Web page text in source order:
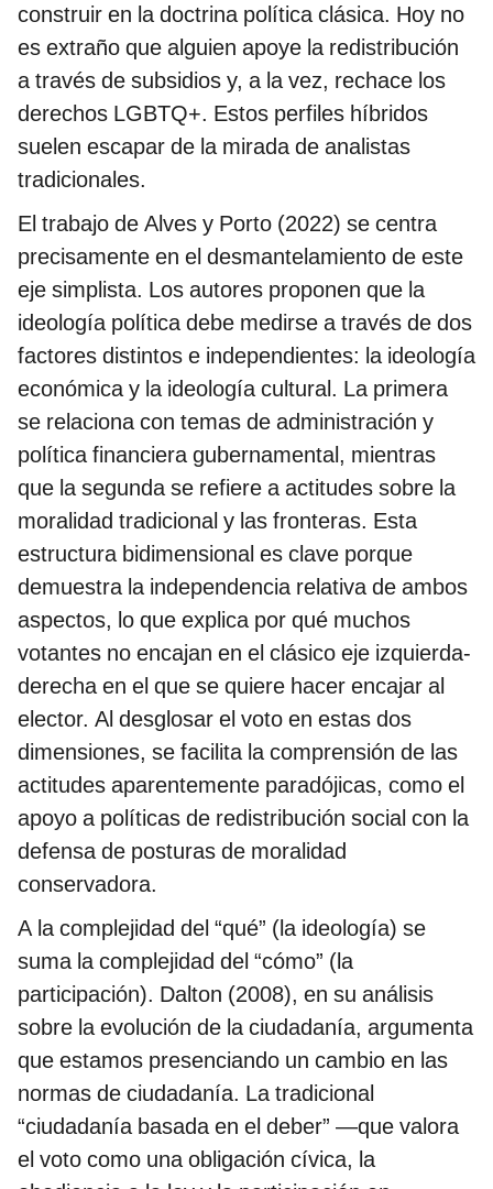
construir en la doctrina política clásica. Hoy no
es extraño que alguien apoye la redistribución
a través de subsidios y, a la vez, rechace los
derechos LGBTQ+. Estos perfiles híbridos
suelen escapar de la mirada de analistas
tradicionales.
El trabajo de Alves y Porto (2022) se centra
precisamente en el desmantelamiento de este
eje simplista. Los autores proponen que la
ideología política debe medirse a través de dos
factores distintos e independientes: la ideología
económica y la ideología cultural. La primera
se relaciona con temas de administración y
política financiera gubernamental, mientras
que la segunda se refiere a actitudes sobre la
moralidad tradicional y las fronteras. Esta
estructura bidimensional es clave porque
demuestra la independencia relativa de ambos
aspectos, lo que explica por qué muchos
votantes no encajan en el clásico eje izquierda-
derecha en el que se quiere hacer encajar al
elector. Al desglosar el voto en estas dos
dimensiones, se facilita la comprensión de las
actitudes aparentemente paradójicas, como el
apoyo a políticas de redistribución social con la
defensa de posturas de moralidad
conservadora.
A la complejidad del “qué” (la ideología) se
suma la complejidad del “cómo” (la
participación). Dalton (2008), en su análisis
sobre la evolución de la ciudadanía, argumenta
que estamos presenciando un cambio en las
normas de ciudadanía. La tradicional
“ciudadanía basada en el deber” —que valora
el voto como una obligación cívica, la